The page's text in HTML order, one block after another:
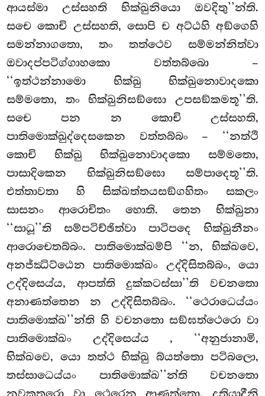
ආයස්මා උස්සහති භික්ඛුනියො ඔවදිතු’’න්ති.
සචෙ කොචි උස්සහති, සොපි ච අට්ඨහි අඞ්ගෙහි
සමන්නාගතො, තං තත්ථෙව සම්මන්නිත්වා
ඔවාදප්පටිග්ගාහකො වත්තබ්බො –
‘‘ඉත්ථන්නාමො භික්ඛු භික්ඛුනොවාදකො
සම්මතො, තං භික්ඛුනිසඞ්ඝො උපසඞ්කමතූ’’ති.
සචෙ පන න කොචි උස්සහති,
පාතිමොක්ඛුද්දෙසකෙන වත්තබ්බං – ‘‘නත්ථි
කොචි භික්ඛු භික්ඛුනොවාදකො සම්මතො,
පාසාදිකෙන භික්ඛුනිසඞ්ඝො සම්පාදෙතූ’’ති.
එත්තාවතා හි සික්ඛත්තයසඞ්ගහිතං සකලං
සාසනං ආරොචිතං හොති. තෙන භික්ඛුනා
‘‘සාධූ’’ති සම්පටිච්ඡිත්වා පාටිපදෙ භික්ඛුනීනං
ආරොචෙතබ්බං. පාතිමොක්ඛම්පි ‘‘න, භික්ඛවෙ,
අනජ්ඣිට්ඨෙන පාතිමොක්ඛං උද්දිසිතබ්බං, යො
උද්දිසෙය්ය, ආපත්ති දුක්කටස්සා’’ති වචනතො
අනාණත්තෙන න උද්දිසිතබ්බං. ‘‘ථෙරාධෙය්යං
පාතිමොක්ඛ’’න්ති හි වචනතො සඞ්ඝත්ථෙරො වා
පාතිමොක්ඛං උද්දිසෙය්ය, ‘‘අනුජානාමි,
භික්ඛවෙ, යො තත්ථ භික්ඛු බ්යත්තො පටිබලො,
තස්සාධෙය්යං පාතිමොක්ඛ’’න්ති වචනතො